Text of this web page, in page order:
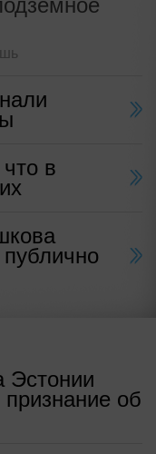
в
Эстонии
об